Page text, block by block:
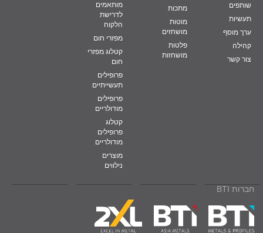
שותפים
תעשיות
ערך מוסף
קהילה
צור קשר
מתכות
מוטות
מושחזים
פלטות
מושחזות
מותאמים
לדרישת
הלקוח
מפזרי חום
קטלוג מפזרי
חום
פרופילים
תעשייתיים
פרופילים
מודולריים
קטלוג
פרופילים
מודולריים
מוצרים
נילווים
חברות BTI